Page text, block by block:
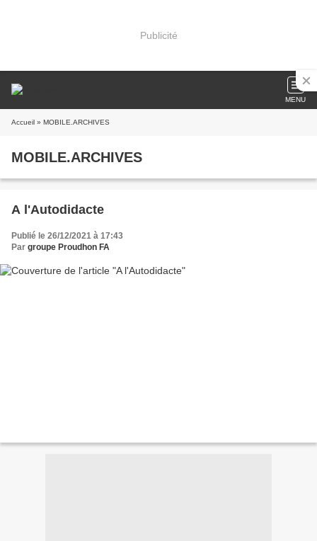
Publicité
MENU
Accueil » MOBILE.ARCHIVES
MOBILE.ARCHIVES
A l'Autodidacte
Publié le 26/12/2021 à 17:43
Par groupe Proudhon FA